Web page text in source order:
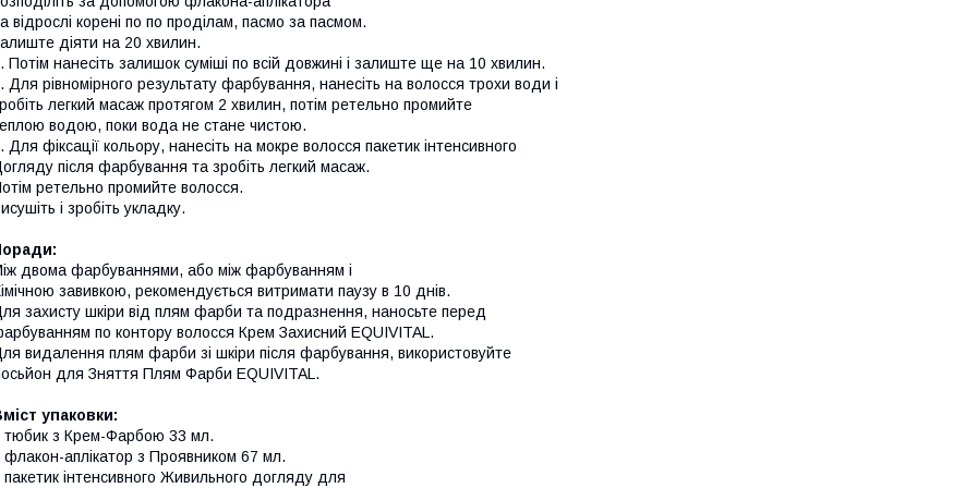
відрослі корені по по проділам, пасмо за пасмом.
діяти на 20 хвилин.
Потім нанесіть залишок суміші по всій довжині і залиште ще на 10 хвилин.
Для рівномірного результату фарбування, нанесіть на волосся трохи води і
легкий масаж протягом 2 хвилин, потім ретельно промийте
водою, поки вода не стане чистою.
Для фіксації кольору, нанесіть на мокре волосся пакетик інтенсивного
після фарбування та зробіть легкий масаж.
ретельно промийте волосся.
і зробіть укладку.
двома фарбуваннями, або між фарбуванням і
завивкою, рекомендується витримати паузу в 10 днів.
захисту шкіри від плям фарби та подразнення, наносьте перед
по контору волосся Крем Захисний EQUIVITAL .
видалення плям фарби зі шкіри після фарбування, використовуйте
йон для Зняття Плям Фарби EQUIVITAL .
упаковки:
тюбик з Крем-Фарбою 33 мл.
флакон-аплікатор з Проявником 67 мл.
пакетик інтенсивного Живильного догляду для